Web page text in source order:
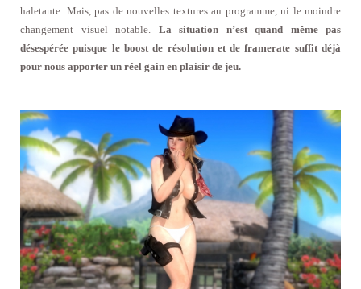
haletante. Mais, pas de nouvelles textures au programme, ni le moindre
changement visuel notable. La situation n’est quand même pas
désespérée puisque le boost de résolution et de framerate suffit déjà
pour nous apporter un réel gain en plaisir de jeu.